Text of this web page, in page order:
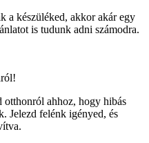
a készüléked, akkor akár egy
is tudunk adni számodra.
ahhoz, hogy hibás
Jelezd felénk igényed, és